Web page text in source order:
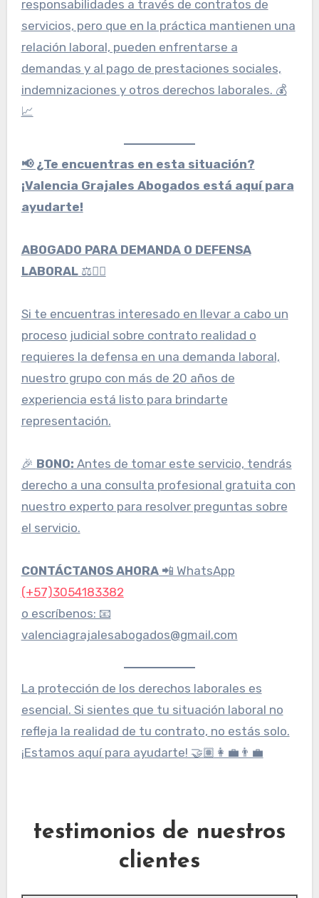
responsabilidades a través de contratos de
servicios, pero que en la práctica mantienen una
relación laboral, pueden enfrentarse a
demandas y al pago de prestaciones sociales,
indemnizaciones y otros derechos laborales. 💰
📈
📢 ¿Te encuentras en esta situación?
¡Valencia Grajales Abogados está aquí para
ayudarte!
ABOGADO PARA DEMANDA O DEFENSA
LABORAL⚖️👩‍⚖️
Si te encuentras interesado en llevar a cabo un
proceso judicial sobre contrato realidad o
requieres la defensa en una demanda laboral,
nuestro grupo con más de 20 años de
experiencia está listo para brindarte
representación.
🎉 BONO: Antes de tomar este servicio, tendrás
derecho a una consulta profesional gratuita con
nuestro experto para resolver preguntas sobre
el servicio.
CONTÁCTANOS AHORA📲 WhatsApp
(+57)3054183382
o escríbenos: 📧
valenciagrajalesabogados@gmail.com
La protección de los derechos laborales es
esencial. Si sientes que tu situación laboral no
refleja la realidad de tu contrato, no estás solo.
¡Estamos aquí para ayudarte! 🤝🏽👩‍💼👨‍💼
testimonios de nuestros
clientes